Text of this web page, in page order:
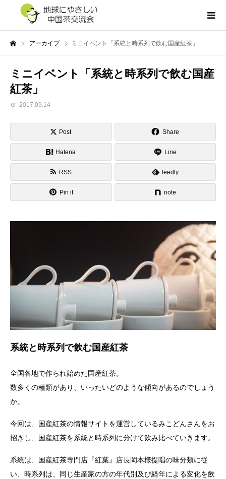
アーカイブ ミニイベント「系統と時系列で飲む国産紅茶」
ミニイベント「系統と時系列で飲む国産
紅茶」
2017.09.14
Post Share
Hatena Line
RSS feedly
Pin it note
系統と時系列で飲む国産紅茶
全国各地で作られ始めた国産紅茶。
数多くの種類があり、いったいどのような傾向があるのでしょう
か。
今回は、国産紅茶の情報サイトを運営しているみこどんさんをお
招きし、国産紅茶を系統と時系列に分けて飲み比べていきます。
系統は、国産紅茶専門店『紅葉』店長岡本様提唱の味分類に従
い、時系列は、同じ生産家の方の年代別及び経年による変化を飲